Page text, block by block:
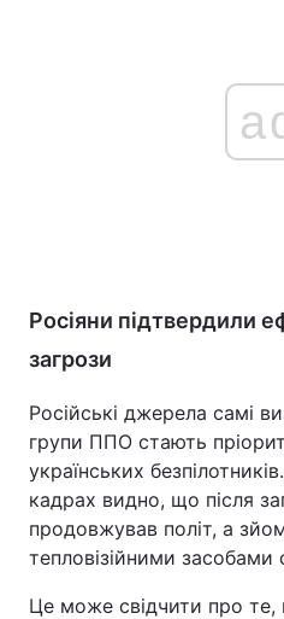
Росіяни підтвердили
загрози
Російські джерела самі
групи ППО стають
українських
кадрах видно, що після
продовжував політ, а
тепловізійними
Це може свідчити про те,